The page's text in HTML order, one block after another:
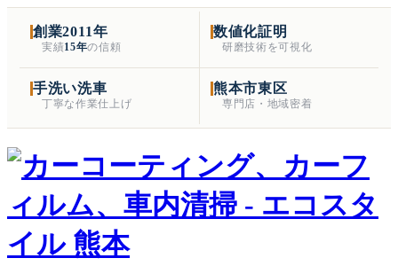
創業2011年
実績15年の信頼
数値化証明
研磨技術を可視化
手洗い洗車
丁寧な作業仕上げ
熊本市東区
専門店・地域密着